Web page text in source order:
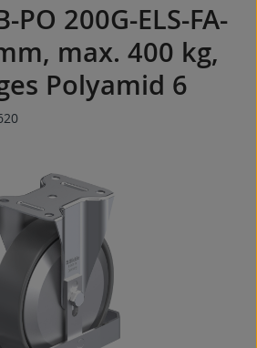
200G-ELS-FA-
max. 400 kg,
Polyamid 6